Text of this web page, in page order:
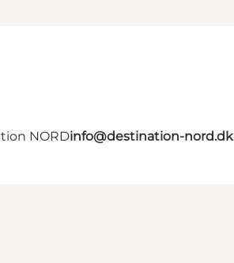
NORDinfo@destination-nord.dk